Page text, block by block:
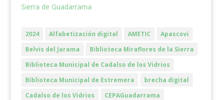
Sierra de Guadarrama
2024 Alfabetización digital AMETIC
Apascovi
Belvis del Jarama
Biblioteca Miraflores de la Sierra
Biblioteca Municipal de Cadalso de los Vidrios
Biblioteca Municipal de Estremera
brecha digital
Cadalso de los Vidrios
CEPAGuadarrama